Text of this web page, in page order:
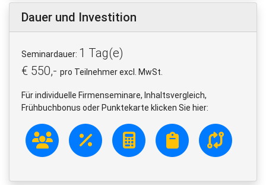
Dauer und Investition
Seminardauer: 1 Tag(e)
€ 550,- pro Teilnehmer excl. MwSt.
Für individuelle Firmenseminare, Inhaltsvergleich,
Frühbuchbonus oder Punktekarte klicken Sie hier: